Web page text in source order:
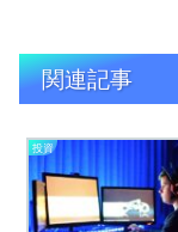
関連記事
投資